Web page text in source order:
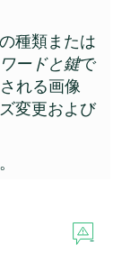
種類または
ードと鍵で
れる画像
変更および